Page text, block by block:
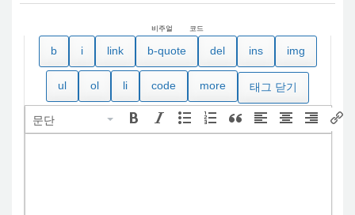
비주얼 코드
문단